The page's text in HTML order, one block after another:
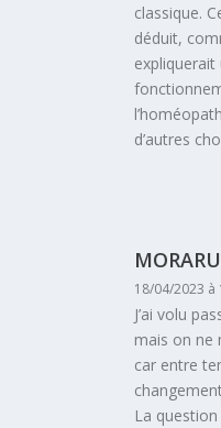
classique.
déduit,
d’autres
18/04/2023 à
J’ai volu
mais on ne
car entre
La